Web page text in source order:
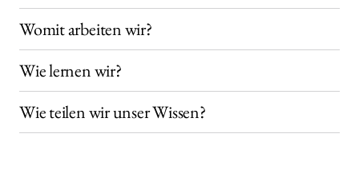
Womit arbeiten wir?
Wie lernen wir?
Wie teilen wir unser Wissen?